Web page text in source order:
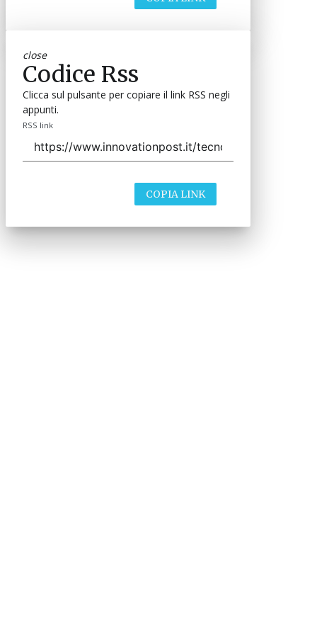
close
Codice Rss
Clicca sul pulsante per copiare il link RSS negli
appunti.
RSS link
COPIA LINK